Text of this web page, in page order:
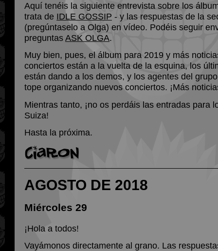
Aquí tenéis la siguiente entrevista sobre los
trata de IDLE GOSSIP - y las respuestas de la
(pregúntaselo a Olga) en vídeo. Podéis seguir
preguntasASK OLGA.
Muy bien, pues, el álbum para 2019 y más
conciertos están a la vuelta de la esquina, los
están dando a los demos, y los agentes del
tope organizando nuevos conciertos. ¡Más
Mientras tanto, ¡no os perdáis las entradas para
Suiza!
Hasta la próxima.
AGOSTO DE 2018
Miércoles 29
¡Hola a todos!
Vayámonos directamente al grano. Las